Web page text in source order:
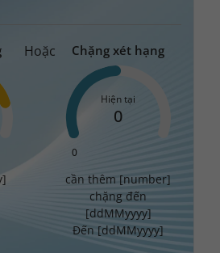
Hoặc Chặng xét hạng
Hiện tại
0
0
cần thêm [number]
chặng đến
[ddMMyyyy]
Đến [ddMMyyyy]